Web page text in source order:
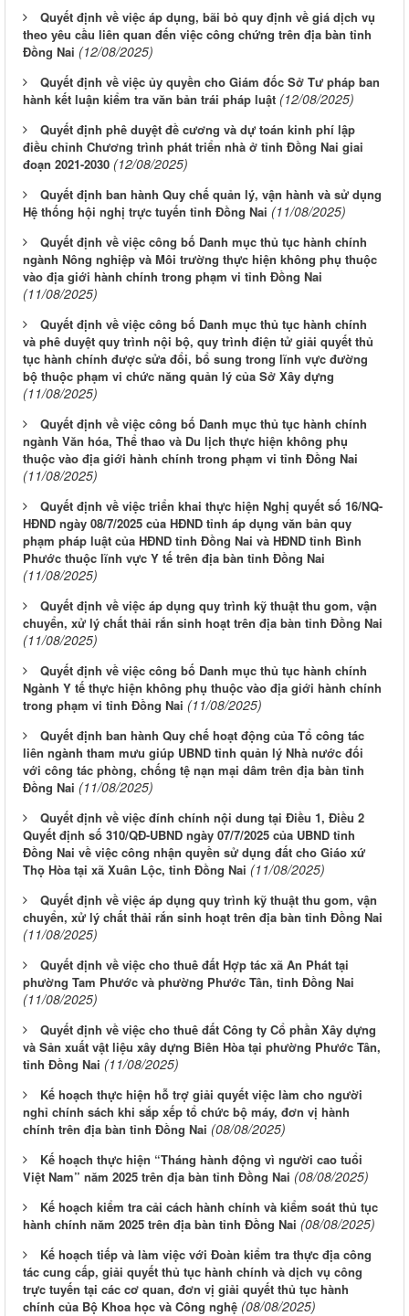
Quyết định về việc áp dụng, bãi bỏ quy định về giá dịch vụ
theo yêu cầu liên quan đến việc công chứng trên địa bàn tỉnh
Đồng Nai (12/08/2025)
Quyết định về việc ủy quyền cho Giám đốc Sở Tư pháp ban
hành kết luận kiểm tra văn bản trái pháp luật (12/08/2025)
Quyết định phê duyệt đề cương và dự toán kinh phí lập
điều chỉnh Chương trình phát triển nhà ở tỉnh Đồng Nai giai
đoạn 2021-2030 (12/08/2025)
Quyết định ban hành Quy chế quản lý, vận hành và sử dụng
Hệ thống hội nghị trực tuyến tỉnh Đồng Nai (11/08/2025)
Quyết định về việc công bố Danh mục thủ tục hành chính
ngành Nông nghiệp và Môi trường thực hiện không phụ thuộc
vào địa giới hành chính trong phạm vi tỉnh Đồng Nai
(11/08/2025)
Quyết định về việc công bố Danh mục thủ tục hành chính
và phê duyệt quy trình nội bộ, quy trình điện tử giải quyết thủ
tục hành chính được sửa đổi, bổ sung trong lĩnh vực đường
bộ thuộc phạm vi chức năng quản lý của Sở Xây dựng
(11/08/2025)
Quyết định về việc công bố Danh mục thủ tục hành chính
ngành Văn hóa, Thể thao và Du lịch thực hiện không phụ
thuộc vào địa giới hành chính trong phạm vi tỉnh Đồng Nai
(11/08/2025)
Quyết định về việc triển khai thực hiện Nghị quyết số 16/NQ-
HĐND ngày 08/7/2025 của HĐND tỉnh áp dụng văn bản quy
phạm pháp luật của HĐND tỉnh Đồng Nai và HĐND tỉnh Bình
Phước thuộc lĩnh vực Y tế trên địa bàn tỉnh Đồng Nai
(11/08/2025)
Quyết định về việc áp dụng quy trình kỹ thuật thu gom, vận
chuyển, xử lý chất thải rắn sinh hoạt trên địa bàn tỉnh Đồng Nai
(11/08/2025)
Quyết định về việc công bố Danh mục thủ tục hành chính
Ngành Y tế thực hiện không phụ thuộc vào địa giới hành chính
trong phạm vi tỉnh Đồng Nai (11/08/2025)
Quyết định ban hành Quy chế hoạt động của Tổ công tác
liên ngành tham mưu giúp UBND tỉnh quản lý Nhà nước đối
với công tác phòng, chống tệ nạn mại dâm trên địa bàn tỉnh
Đồng Nai (11/08/2025)
Quyết định về việc đính chính nội dung tại Điều 1, Điều 2
Quyết định số 310/QĐ-UBND ngày 07/7/2025 của UBND tỉnh
Đồng Nai về việc công nhận quyền sử dụng đất cho Giáo xứ
Thọ Hòa tại xã Xuân Lộc, tỉnh Đồng Nai (11/08/2025)
Quyết định về việc áp dụng quy trình kỹ thuật thu gom, vận
chuyển, xử lý chất thải rắn sinh hoạt trên địa bàn tỉnh Đồng Nai
(11/08/2025)
Quyết định về việc cho thuê đất Hợp tác xã An Phát tại
phường Tam Phước và phường Phước Tân, tỉnh Đồng Nai
(11/08/2025)
Quyết định về việc cho thuê đất Công ty Cổ phần Xây dựng
và Sản xuất vật liệu xây dựng Biên Hòa tại phường Phước Tân,
tỉnh Đồng Nai (11/08/2025)
Kế hoạch thực hiện hỗ trợ giải quyết việc làm cho người
nghỉ chính sách khi sắp xếp tổ chức bộ máy, đơn vị hành
chính trên địa bàn tỉnh Đồng Nai (08/08/2025)
Kế hoạch thực hiện “Tháng hành động vì người cao tuổi
Việt Nam” năm 2025 trên địa bàn tỉnh Đồng Nai (08/08/2025)
Kế hoạch kiểm tra cải cách hành chính và kiểm soát thủ tục
hành chính năm 2025 trên địa bàn tỉnh Đồng Nai (08/08/2025)
Kế hoạch tiếp và làm việc với Đoàn kiểm tra thực địa công
tác cung cấp, giải quyết thủ tục hành chính và dịch vụ công
trực tuyến tại các cơ quan, đơn vị giải quyết thủ tục hành
chính của Bộ Khoa học và Công nghệ (08/08/2025)